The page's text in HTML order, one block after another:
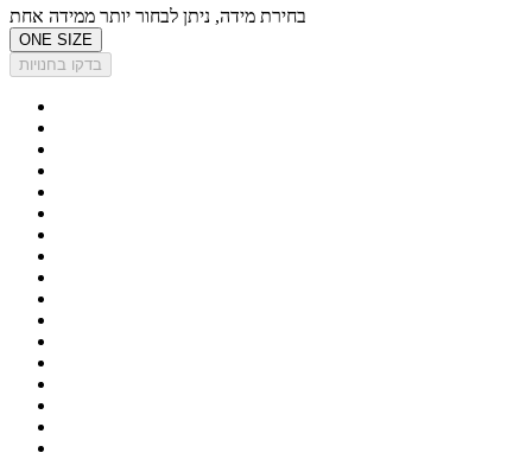
בחירת מידה, ניתן לבחור יותר ממידה אחת
ONE SIZE
בדקו בחנויות